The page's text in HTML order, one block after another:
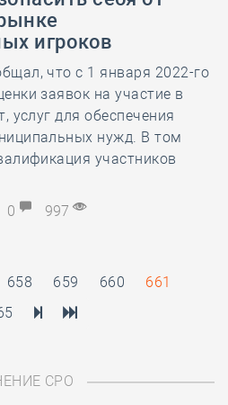
игроков
что с 1 января 2022-го
заявок на участие в
услуг для обеспечения
нужд. В том
участников
0 997
658 659 660
661
СРО